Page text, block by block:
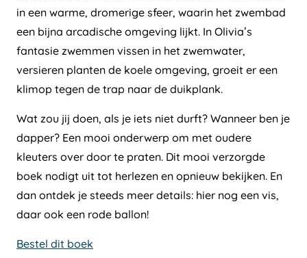
in een warme, dromerige sfeer, waarin het zwembad
een bijna arcadische omgeving lijkt. In Olivia’s
fantasie zwemmen vissen in het zwemwater,
versieren planten de koele omgeving, groeit er een
klimop tegen de trap naar de duikplank.
Wat zou jij doen, als je iets niet durft? Wanneer ben je
dapper? Een mooi onderwerp om met oudere
kleuters over door te praten. Dit mooi verzorgde
boek nodigt uit tot herlezen en opnieuw bekijken. En
dan ontdek je steeds meer details: hier nog een vis,
daar ook een rode ballon!
Bestel dit boek